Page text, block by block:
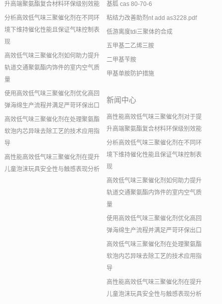
升高端聚氨酯复合材料环保级别效能
分析高效低气味三聚催化剂在不同环
境下维持催化性能且保证气味控制表
现
高效低气味三聚催化剂如何助力提升
轨道交通聚氨酯内饰件的室内空气质
量
使用高效低气味三聚催化剂优化高回
弹海绵生产流程并满足严苛环保出口
高效低气味三聚催化剂在处理聚氨酯
软泡内芯异味去除工艺的技术应用指
导
高性能高效低气味三聚催化剂在提升
儿童泡沫玩具安全性与触感表现分析
基胍 cas 80-70-6
粘结力改善助剂nt add as3228.pdf
低游离度tdi三聚体的合成
五甲基二乙烯三胺
二甲基苄胺
甲基单胺防护措施
新闻中心
高性能高效低气味三聚催化剂对于提
升高端聚氨酯复合材料环保级别效能
分析高效低气味三聚催化剂在不同环
境下维持催化性能且保证气味控制表
现
高效低气味三聚催化剂如何助力提升
轨道交通聚氨酯内饰件的室内空气质
量
使用高效低气味三聚催化剂优化高回
弹海绵生产流程并满足严苛环保出口
高效低气味三聚催化剂在处理聚氨酯
软泡内芯异味去除工艺的技术应用指
导
高性能高效低气味三聚催化剂在提升
儿童泡沫玩具安全性与触感表现分析